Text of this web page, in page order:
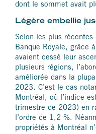
dont le sommet avait
Légère embellie
Selon les plus récentes
Banque Royale, grâce
avaient cessé leur
plusieurs régions,
améliorée dans la
2023. C’est le cas
Montréal, où l’indice
trimestre de 2023) en
l’ordre de 1,2 %.
propriétés à Montréal